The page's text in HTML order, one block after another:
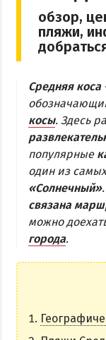
Бердянская
Ближняя коса
Средняя коса
Дальняя коса
АЗМОЛ
ВЕРХОВАЯ
КОЛОНИЯ
КУРОРТ
НАГОРНАЯ ЧАСТЬ
обзор,
пляжи,
Средняя коса
косы. Здесь
популярные
один из
«Солнечный»
связана
можно
города.